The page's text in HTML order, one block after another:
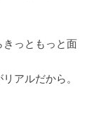
っともっと面
アルだから。